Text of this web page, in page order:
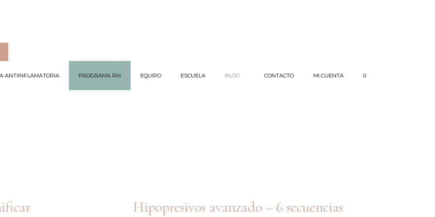
ANTIINFLAMATORIA PROGRAMA RM EQUIPO ESCUELA BLOG CONTACTO MI CUENTA 0
Hipopresivos avanzado – 6 secuencias